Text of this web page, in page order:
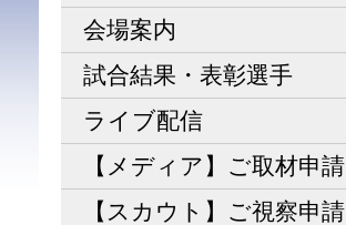
会場案内
試合結果・表彰選手
ライブ配信
【メディア】ご取材申請
【スカウト】ご視察申請